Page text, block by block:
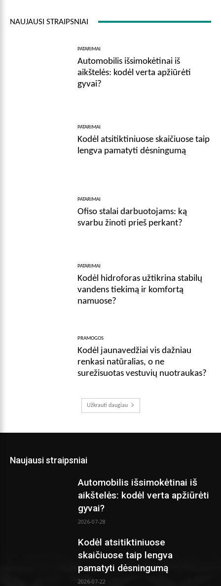
NAUJAUSI STRAIPSNIAI
PATARIMAI
Automobilis išsimokėtinai iš
aikštelės: kodėl verta apžiūrėti
gyvai?
PATARIMAI
Kodėl atsitiktiniuose skaičiuose taip
lengva pamatyti dėsningumą
PATARIMAI
Ofiso stalai darbuotojams: ką
svarbu žinoti prieš perkant?
PATARIMAI
Kodėl hidroforas užtikrina stabilų
vandens tiekimą ir komfortą
namuose?
PRAMOGOS
Kodėl jaunavedžiai vis dažniau
renkasi natūralias, o ne
surežisuotas vestuvių nuotraukas?
Užkrauti daugiau
Naujausi straipsniai
Automobilis išsimokėtinai iš
aikštelės: kodėl verta apžiūrėti
gyvai?
2026-07-28
Kodėl atsitiktiniuose
skaičiuose taip lengva
pamatyti dėsningumą
2026-07-22